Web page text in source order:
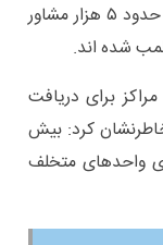
در هرمزگان اظهار کرد: در دو سه ماهه اخیر حدود ۵ هزار مشاور
شده اند.
برای دریافت
کرد: بیش
برای واحدهای متخلف